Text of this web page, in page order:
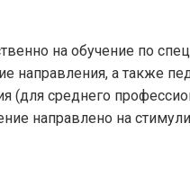
на обучение по
а также
(для среднего
направлено на